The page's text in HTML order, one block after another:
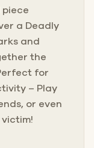
piece
a Deadly
and
the
for
– Play
or even